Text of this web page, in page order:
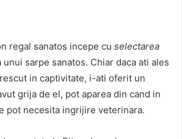
regal sanatos incepe cu selectarea
sarpe sanatos. Chiar daca ati ales
in captivitate, i-ati oferit un
grija de el, pot aparea din cand in
pot necesita ingrijire veterinara.